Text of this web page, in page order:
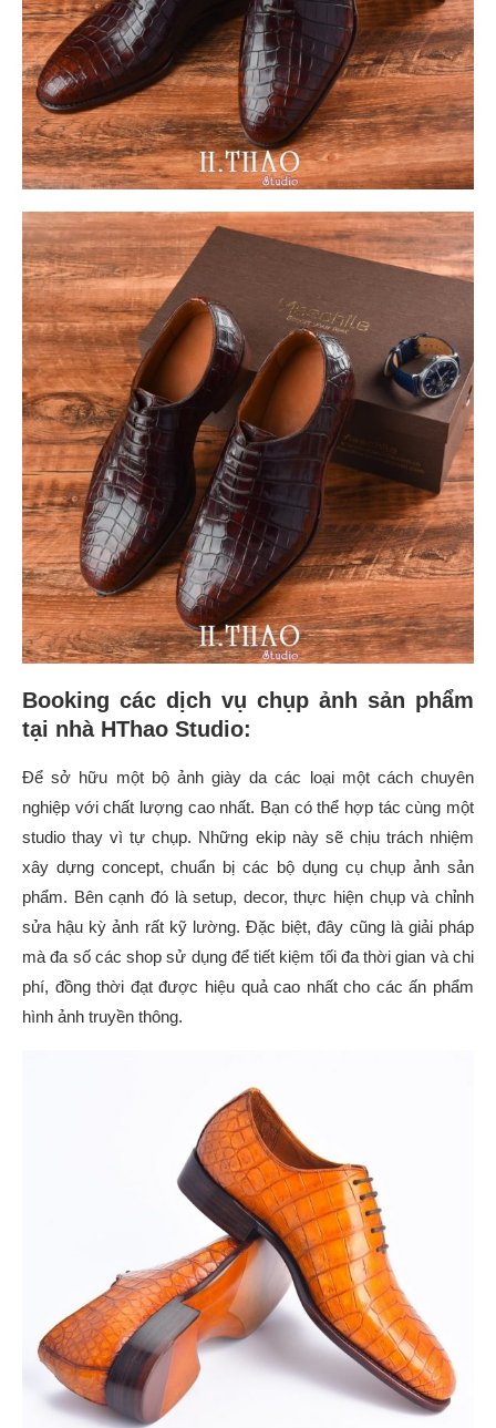
Booking các dịch vụ chụp ảnh sản phẩm
tại nhà HThao Studio:
Để sở hữu một bộ ảnh giày da các loại một cách chuyên
nghiệp với chất lượng cao nhất. Bạn có thể hợp tác cùng một
studio thay vì tự chụp. Những ekip này sẽ chịu trách nhiệm
xây dựng concept, chuẩn bị các bộ dụng cụ chụp ảnh sản
phẩm. Bên cạnh đó là setup, decor, thực hiện chụp và chỉnh
sửa hậu kỳ ảnh rất kỹ lường. Đặc biệt, đây cũng là giải pháp
mà đa số các shop sử dụng để tiết kiệm tối đa thời gian và chi
phí, đồng thời đạt được hiệu quả cao nhất cho các ấn phẩm
hình ảnh truyền thông.